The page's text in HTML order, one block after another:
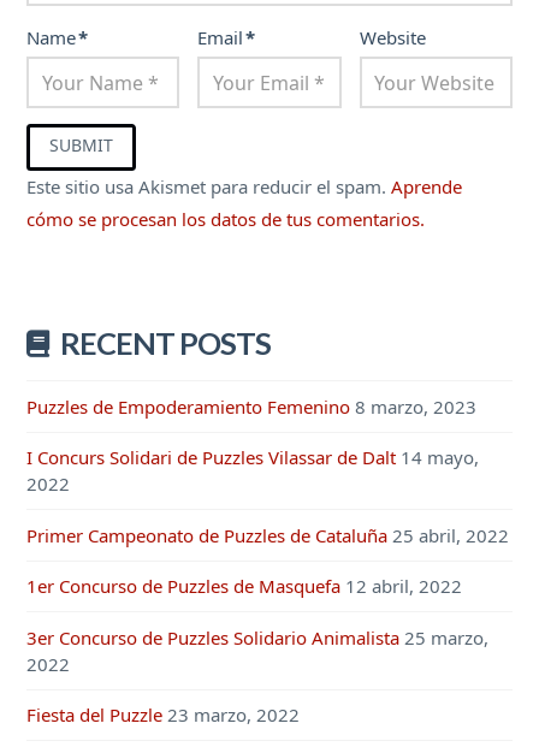
Name* Email* Website
Este sitio usa Akismet para reducir el spam.Aprende
cómo se procesan los datos de tus comentarios.
RECENT POSTS
Puzzles de Empoderamiento Femenino 8 marzo, 2023
I Concurs Solidari de Puzzles Vilassar de Dalt 14 mayo,
2022
Primer Campeonato de Puzzles de Cataluña 25 abril, 2022
1er Concurso de Puzzles de Masquefa 12 abril, 2022
3er Concurso de Puzzles Solidario Animalista 25 marzo,
2022
Fiesta del Puzzle 23 marzo, 2022